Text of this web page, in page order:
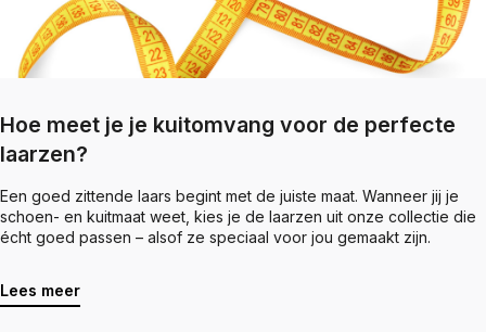
Hoe meet je je kuitomvang voor de perfecte
laarzen?
Een goed zittende laars begint met de juiste maat. Wanneer jij je
schoen- en kuitmaat weet, kies je de laarzen uit onze collectie die
écht goed passen – alsof ze speciaal voor jou gemaakt zijn.
Lees meer